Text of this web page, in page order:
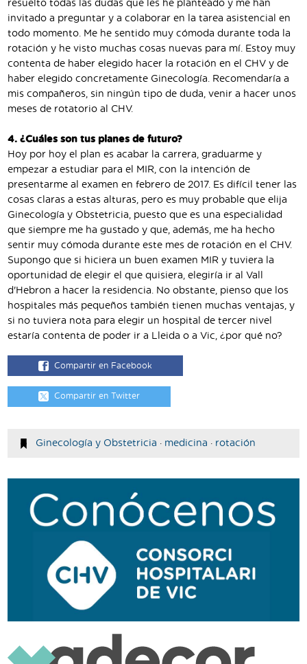
resuelto todas las dudas que les he planteado y me han
invitado a preguntar y a colaborar en la tarea asistencial en
todo momento. Me he sentido muy cómoda durante toda la
rotación y he visto muchas cosas nuevas para mí. Estoy muy
contenta de haber elegido hacer la rotación en el CHV y de
haber elegido concretamente Ginecología. Recomendaría a
mis compañeros, sin ningún tipo de duda, venir a hacer unos
meses de rotatorio al CHV.
4. ¿Cuáles son tus planes de futuro?
Hoy por hoy el plan es acabar la carrera, graduarme y
empezar a estudiar para el MIR, con la intención de
presentarme al examen en febrero de 2017. Es difícil tener las
cosas claras a estas alturas, pero es muy probable que elija
Ginecología y Obstetricia, puesto que es una especialidad
que siempre me ha gustado y que, además, me ha hecho
sentir muy cómoda durante este mes de rotación en el CHV.
Supongo que si hiciera un buen examen MIR y tuviera la
oportunidad de elegir el que quisiera, elegiría ir al Vall
d'Hebron a hacer la residencia. No obstante, pienso que los
hospitales más pequeños también tienen muchas ventajas, y
si no tuviera nota para elegir un hospital de tercer nivel
estaría contenta de poder ir a Lleida o a Vic, ¿por qué no?
Compartir en Facebook
Compartir en Twitter
Ginecología y Obstetricia · medicina · rotación